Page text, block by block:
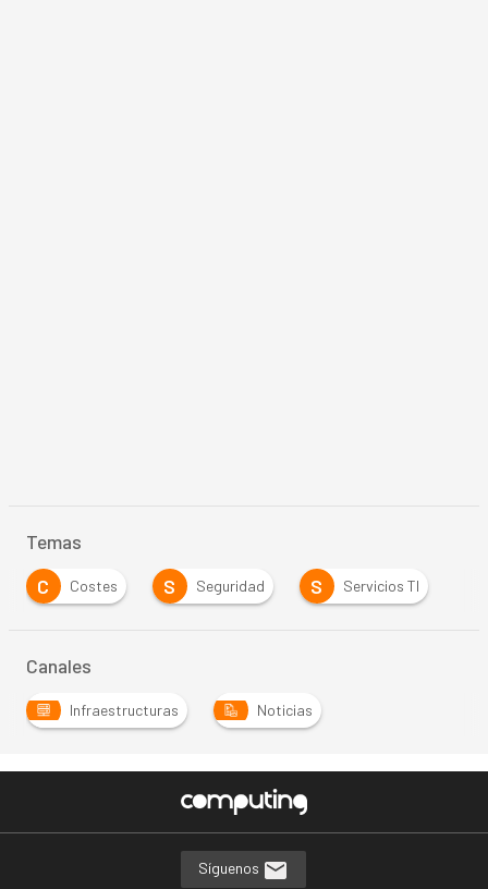
Temas
C
Costes S Seguridad S Servicios TI
Canales
Infraestructuras Noticias
Síguenos